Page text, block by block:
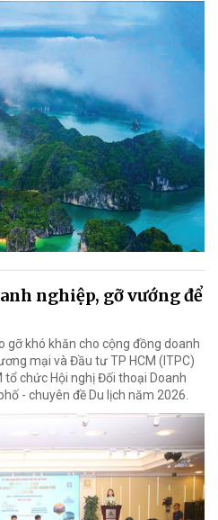
nghiệp, gỡ vướng để
gỡ khó khăn cho cộng đồng doanh
mại và Đầu tư TP HCM (ITPC)
tổ chức Hội nghị Đối thoại Doanh
- chuyên đề Du lịch năm 2026.